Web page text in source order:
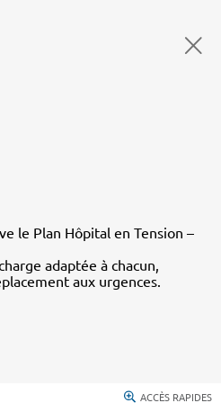
le Plan Hôpital en Tension –
adaptée à chacun,
aux urgences.
ACCÈS RAPIDES